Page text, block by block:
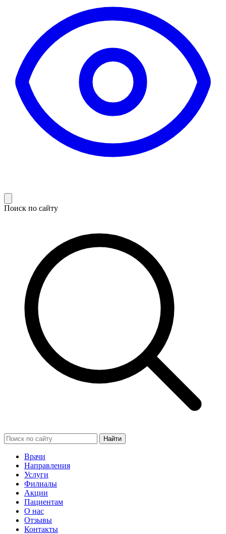
Поиск по сайту
Найти
Врачи
Направления
Услуги
Филиалы
Акции
Пациентам
О нас
Отзывы
Контакты